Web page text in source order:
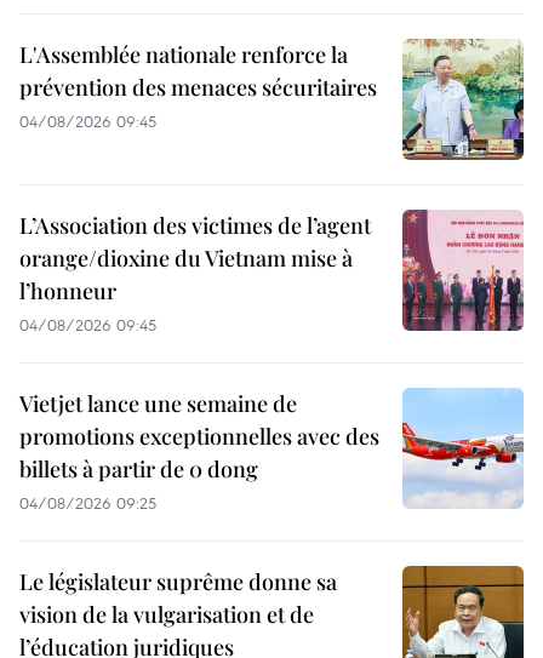
L'Assemblée nationale renforce la
prévention des menaces sécuritaires
04/08/2026 09:45
L’Association des victimes de l’agent
orange/dioxine du Vietnam mise à
l’honneur
04/08/2026 09:45
Vietjet lance une semaine de
promotions exceptionnelles avec des
billets à partir de 0 dong
04/08/2026 09:25
Le législateur suprême donne sa
vision de la vulgarisation et de
l’éducation juridiques